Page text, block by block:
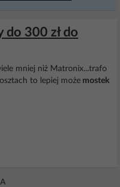
300 zł do
mniej niż Matronix...trafo
to lepiej może mostek